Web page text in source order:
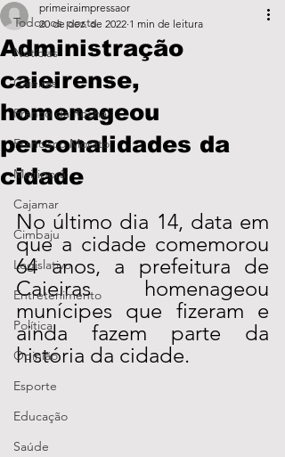
Todos os posts
Notícias
Caieiras
Franco da Rocha
Francisco Morato
Mairiporã
Cajamar
Cimbaju
Legislativo
Entretenimento
Política
Opinião
Esporte
Educação
Saúde
Administração
caieirense,
homenageou
personalidades da
cidade
primeiraimpressaor
20 de dez. de 2022 1 min de leitura
No último dia 14, data em
que a cidade comemorou
64 anos, a prefeitura de
Caieiras homenageou
munícipes que fizeram e
ainda fazem parte da
história da cidade.